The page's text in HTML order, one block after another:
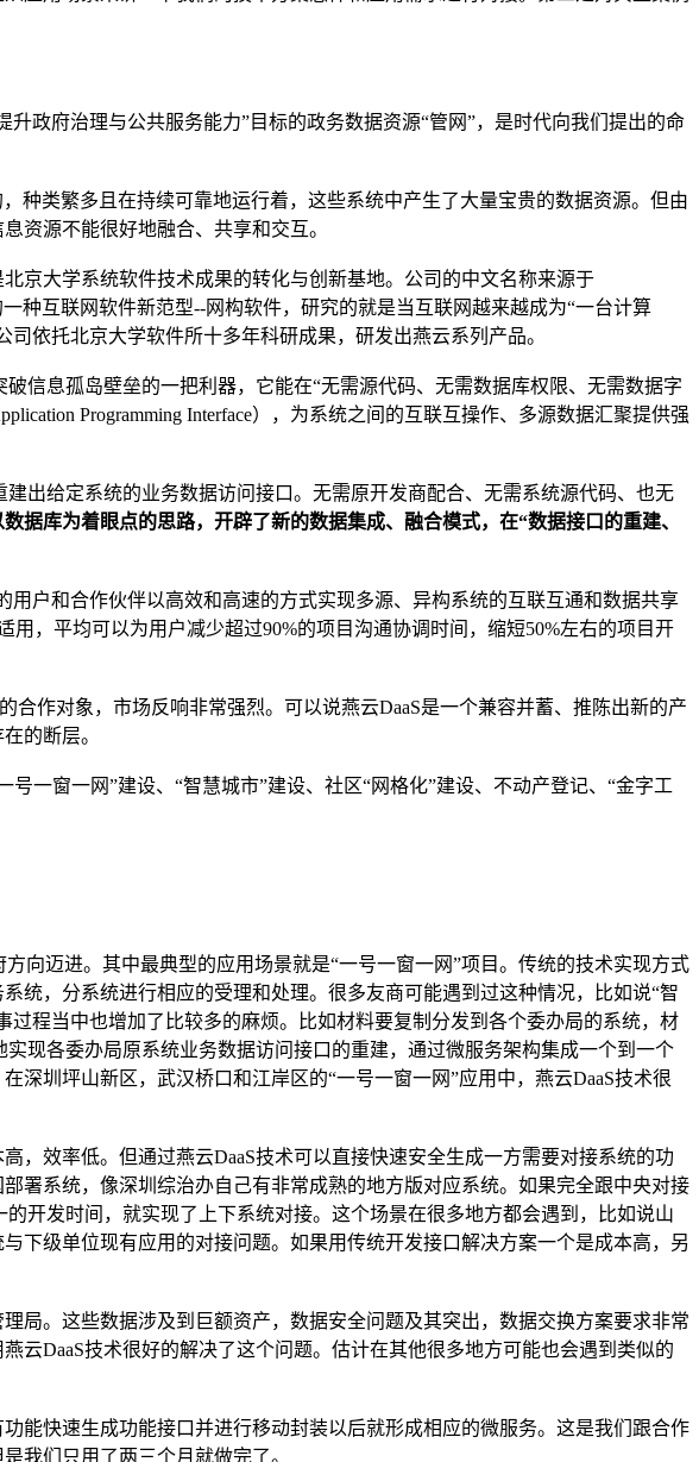
政府治理与公共服务能力”目标的政务数据资源“管网”，是时代向我们提出的命
类繁多且在持续可靠地运行着，这些系统中产生了大量宝贵的数据资源。但由
资源不能很好地融合、共享和交互。
大学系统软件技术成果的转化与创新基地。公司的中文名称来源于
种互联网软件新范型--网构软件，研究的就是当互联网越来越成为“一台计算
依托北京大学软件所十多年科研成果，研发出燕云系列产品。
息孤岛壁垒的一把利器，它能在“无需源代码、无需数据库权限、无需数据字
Programming Interface），为系统之间的互联互操作、多源数据汇聚提供强
给定系统的业务数据访问接口。无需原开发商配合、无需系统源代码、也无
据库为着眼点的思路，开辟了新的数据集成、融合模式，在“数据接口的重建、
户和合作伙伴以高效和高速的方式实现多源、异构系统的互联互通和数据共享
，平均可以为用户减少超过90%的项目沟通协调时间，缩短50%左右的项目开
作对象，市场反响非常强烈。可以说燕云DaaS是一个兼容并蓄、推陈出新的产
的断层。
窗一网”建设、“智慧城市”建设、社区“网格化”建设、不动产登记、“金字工
方向迈进。其中最典型的应用场景就是“一号一窗一网”项目。传统的技术实现方式
统，分系统进行相应的受理和处理。很多友商可能遇到过这种情况，比如说“智
程当中也增加了比较多的麻烦。比如材料要复制分发到各个委办局的系统，材
现各委办局原系统业务数据访问接口的重建，通过微服务架构集成一个到一个
圳坪山新区，武汉桥口和江岸区的“一号一窗一网”应用中，燕云DaaS技术很
，效率低。但通过燕云DaaS技术可以直接快速安全生成一方需要对接系统的功
署系统，像深圳综治办自己有非常成熟的地方版对应系统。如果完全跟中央对接
开发时间，就实现了上下系统对接。这个场景在很多地方都会遇到，比如说山
下级单位现有应用的对接问题。如果用传统开发接口解决方案一个是成本高，另
局。这些数据涉及到巨额资产，数据安全问题及其突出，数据交换方案要求非常
云DaaS技术很好的解决了这个问题。估计在其他很多地方可能也会遇到类似的
能快速生成功能接口并进行移动封装以后就形成相应的微服务。这是我们跟合作
我们只用了两三个月就做完了。